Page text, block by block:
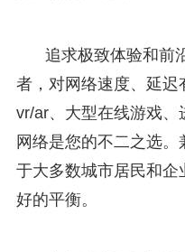
追求极致体验和前
者，对网络速度、延
vr/ar、大型在线游戏
网络是您的不二之选
于大多数城市居民和企
好的平衡。